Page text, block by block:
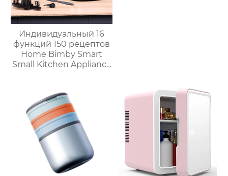
Индивидуальный 16
функций 150 рецептов
Home Bimby Smart
Small Kitchen Appliance
кухонный комбайн
Термопроцессор